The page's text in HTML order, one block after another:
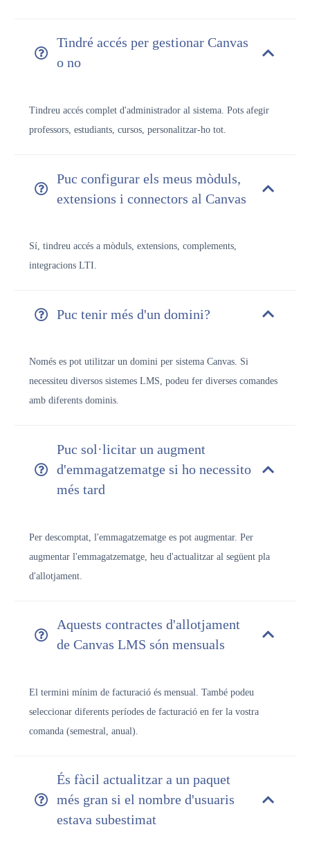
Tindré accés per gestionar Canvas
o no
Tindreu accés complet d'administrador al sistema. Pots afegir
professors, estudiants, cursos, personalitzar-ho tot.
Puc configurar els meus mòduls,
extensions i connectors al Canvas
Sí, tindreu accés a mòduls, extensions, complements,
integracions LTI.
Puc tenir més d'un domini?
Només es pot utilitzar un domini per sistema Canvas. Si
necessiteu diversos sistemes LMS, podeu fer diverses comandes
amb diferents dominis.
Puc sol·licitar un augment
d'emmagatzematge si ho necessito
més tard
Per descomptat, l'emmagatzematge es pot augmentar. Per
augmentar l'emmagatzematge, heu d'actualitzar al següent pla
d'allotjament.
Aquests contractes d'allotjament
de Canvas LMS són mensuals
El termini mínim de facturació és mensual. També podeu
seleccionar diferents períodes de facturació en fer la vostra
comanda (semestral, anual).
És fàcil actualitzar a un paquet
més gran si el nombre d'usuaris
estava subestimat